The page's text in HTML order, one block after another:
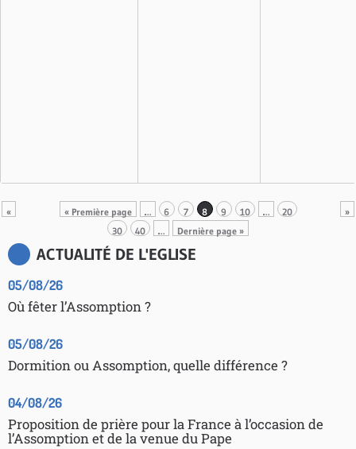
« Première page
« … 6 7 8 9 10 …
20
30
40 …
»
Dernière page »
ACTUALITÉ DE L'EGLISE
05/08/26
Où fêter l’Assomption ?
05/08/26
Dormition ou Assomption, quelle différence ?
04/08/26
Proposition de prière pour la France à l’occasion de
l’Assomption et de la venue du Pape